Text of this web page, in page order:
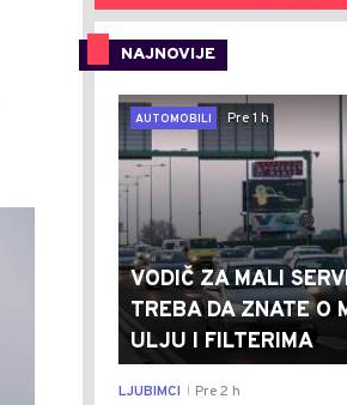
NAJNOVIJE
AUTOMOBILI
Pre 1 h
VODIČ ZA MALI
TREBA DA ZNATE O
ULJU I FILTERIMA
LJUBIMCI Pre 2 h